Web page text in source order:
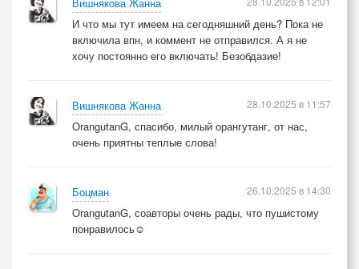
И что мы тут имеем на сегодняшний день? Пока не
включила впн, и коммент не отправился. А я не
хочу постоянно его включать! Безобдазие!
Вишнякова Жанна
OrangutanG, спасибо, милый орангутанг, от нас,
очень приятны теплые слова!
28.10.2025 в 11:57
Боцман
OrangutanG, соавторы очень рады, что пушистому
понравилось☺️
26.10.2025 в 14:30